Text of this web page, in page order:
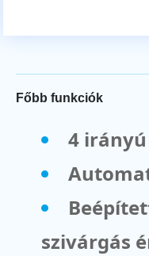
Főbb funkciók
4
szivárgás